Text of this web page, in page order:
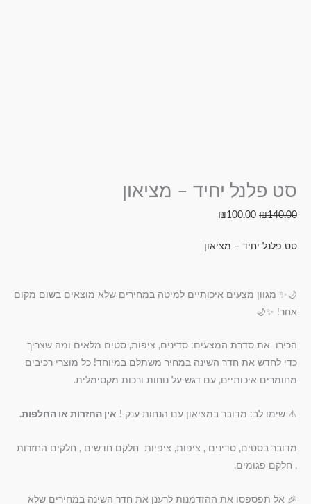
סט פלנל יחיד – מציאון
₪140.00
₪100.00
סט פלנל יחיד – מציאון
🌙✨ מגוון מצעים איכותיים למיטה במחירים שלא מוצאים בשום מקום
אחר! ✨🌙
הכירו את סדרת המצעים: סדינים, ציפות, סטים מלאים ומה שצריך
כדי לחדש את חדר השינה במחיר משתלם במיוחד! כל מוצרי רכיבים
מחומרים איכותיים, עם דגש על נוחות ורכות מקסימלית.
⚠️ שימו לב: מדובר במציאון עם הנחות ענק ! אין החזרות או החלפות.
מדובר בסטים, סדינים , ציפות, ציפיות חלקם חדשים , חלקים החזרות
, חלקם פגומים.
🎉 אל תפספסו את ההזדמנות לרענן את חדר השינה במחירים שלא